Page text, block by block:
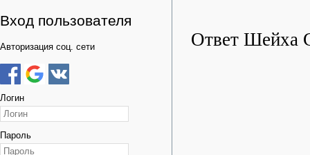
Вход пользователя
Авторизация соц. сети
Логин
Пароль
Ответ Шейха